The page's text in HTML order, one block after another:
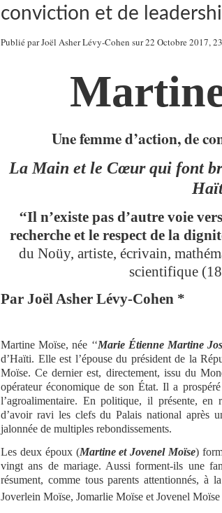
conviction et de
Publié par Joël Asher Lévy-Cohen sur 22 Octobre 2017,
Une femme d’action, de
La Main et le Cœur qui font
‘‘Il n’existe pas d’autre voie
recherche et le respect de la
du Noüy, artiste, écrivain,
scientifique
Par Joël Asher Lévy-Cohen *
Martine Moïse, née ‘‘Marie Étienne Martine
d’Haïti. Elle est l’épouse du président de la
Moïse. Ce dernier est, directement, issu du
opérateur économique de son État. Il a
l’agroalimentaire. En politique, il présente, en
d’avoir ravi les clefs du Palais national après
jalonnée de multiples rebondissements.
Les deux époux (Martine et Jovenel Moïse)
vingt ans de mariage. Aussi forment-ils une
résument, comme tous parents attentionnés, à
Joverlein Moïse, Jomarlie Moïse et Jovenel Moïse